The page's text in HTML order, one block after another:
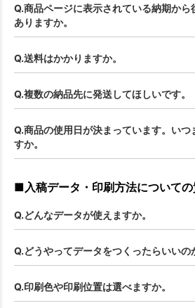
Q.商品ページに表示されている納期か
ありますか。
Q.送料はかかりますか。
Q.複数の納品先に発送してほしいです。
Q.商品の使用日が決まっています。い
すか。
■入稿データ・印刷方法について
Q.どんなデータが使えますか。
Q.どうやってデータをつくったらいいの
Q.印刷色や印刷位置は選べますか。